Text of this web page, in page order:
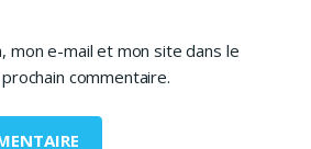
mon e-mail et mon site dans le
commentaire.